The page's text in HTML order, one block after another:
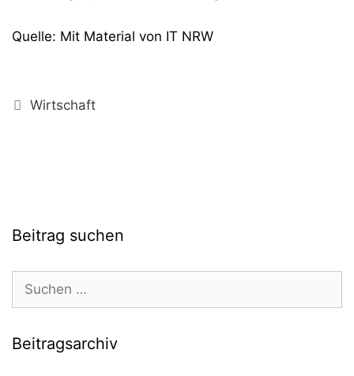
Quelle: Mit Material von IT NRW
Kategorien
Wirtschaft
Beitrag suchen
Suchen
nach:
Beitragsarchiv